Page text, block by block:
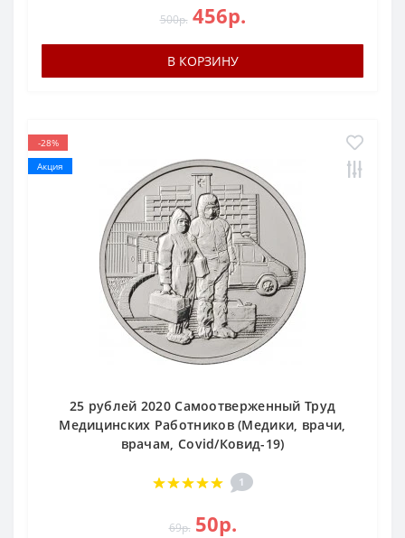
500р. 456р.
В КОРЗИНУ
-28%
Акция
25 рублей 2020 Самоотверженный Труд
Медицинских Работников (Медики, врачи,
врачам, Covid/Ковид-19)
1
69р. 50р.